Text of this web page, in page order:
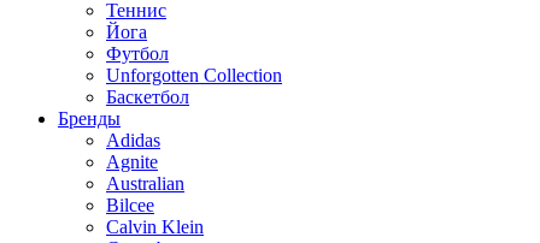
Теннис
Йога
Футбол
Unforgotten Collection
Баскетбол
Бренды
Adidas
Agnite
Australian
Bilcee
Calvin Klein